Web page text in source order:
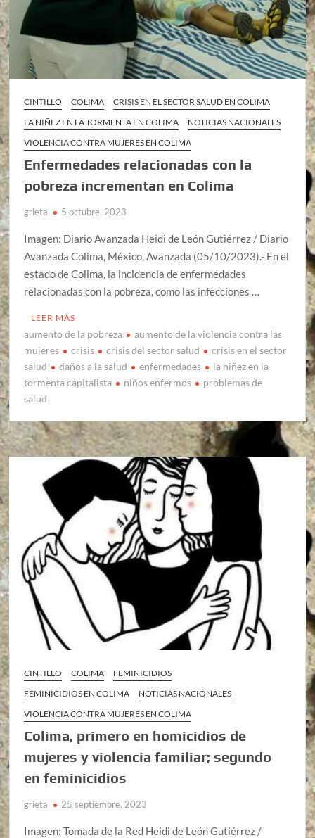
CINTILLO COLIMA
CRISIS EN EL SECTOR SALUD EN COLIMA
LA NIÑEZ EN LA TORMENTA EN COLIMA
NOTICIAS NACIONALES
VIOLENCIA CONTRA MUJERES EN COLIMA
Enfermedades relacionadas con la
pobreza incrementan en Colima
grieta 5 octubre, 2023
Imagen: Diario Avanzada Heidi de León Gutiérrez / Diario
Avanzada Colima, México, Avanzada (05/10/2023).- En el
estado de Colima, la incidencia de enfermedades
relacionadas con la pobreza, como las infecciones …
LEER MÁS
aumento de la pobreza
aumento de la violencia contra las
mujeres
crisis crisis del sector salud
crisis en el sector
salud
daños a la salud enfermedades
la niñez en la
tormenta capitalista
niños enfermos
problemas de
salud
CINTILLO COLIMA
FEMINICIDIOS
FEMINICIDIOS EN COLIMA
NOTICIAS NACIONALES
VIOLENCIA CONTRA MUJERES EN COLIMA
Colima, primero en homicidios de
mujeres y violencia familiar; segundo
en feminicidios
grieta 25 septiembre, 2023
Imagen: Tomada de la Red Heidi de León Gutiérrez /